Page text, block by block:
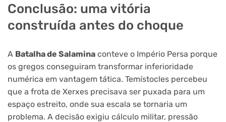
Conclusão: uma vitória
construída antes do choque
A Batalha de Salamina conteve o Império Persa porque
os gregos conseguiram transformar inferioridade
numérica em vantagem tática. Temístocles percebeu
que a frota de Xerxes precisava ser puxada para um
espaço estreito, onde sua escala se tornaria um
problema. A decisão exigiu cálculo militar, pressão